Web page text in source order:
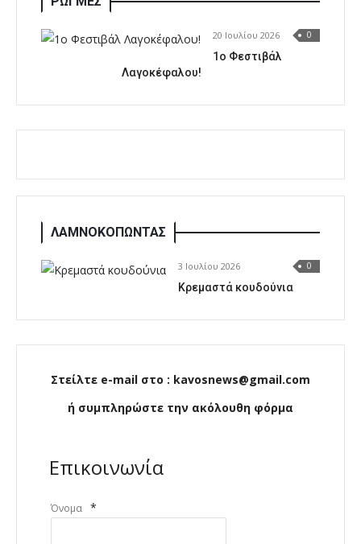
20 Ιουλίου 2026 0
1o Φεστιβάλ
Λαγοκέφαλου!
ΛΑΜΝΟΚΟΠΩΝΤΑΣ
3 Ιουλίου 2026 0
Κρεμαστά κουδούνια
Στείλτε e-mail στο : kavosnews@gmail.com
ή συμπληρώστε την ακόλουθη φόρμα
Επικοινωνία
Όνομα *